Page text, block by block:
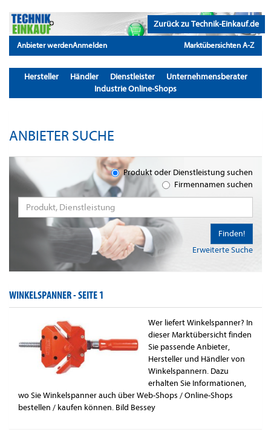
Zurück zu Technik-Einkauf.de
Anbieter werdenAnmelden Marktübersichten A-Z
Hersteller Händler Dienstleister
Unternehmensberater
Industrie Online-Shops
ANBIETER SUCHE
Produkt oder Dienstleistung suchen
Firmennamen suchen
Erweiterte Suche
Finden!
WINKELSPANNER -SEITE 1
Wer liefert Winkelspanner? In
dieser Marktübersicht finden
Sie passende Anbieter,
Hersteller und Händler von
Winkelspannern. Dazu
erhalten Sie Informationen,
wo Sie Winkelspanner auch über Web-Shops / Online-Shops
bestellen / kaufen können. Bild Bessey